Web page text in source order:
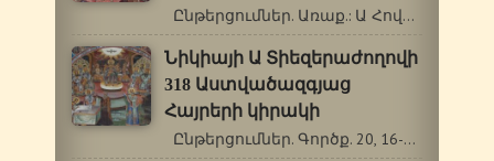
Ընթերցումներ. Առաք.: Ա Հովհ. 1.…
Նիկիայի Ա Տիեզերաժողովի
318 Աստվածազգյաց
Հայրերի կիրակի
Ընթերցումներ. Գործք. 20, 16-18, 28-36.…